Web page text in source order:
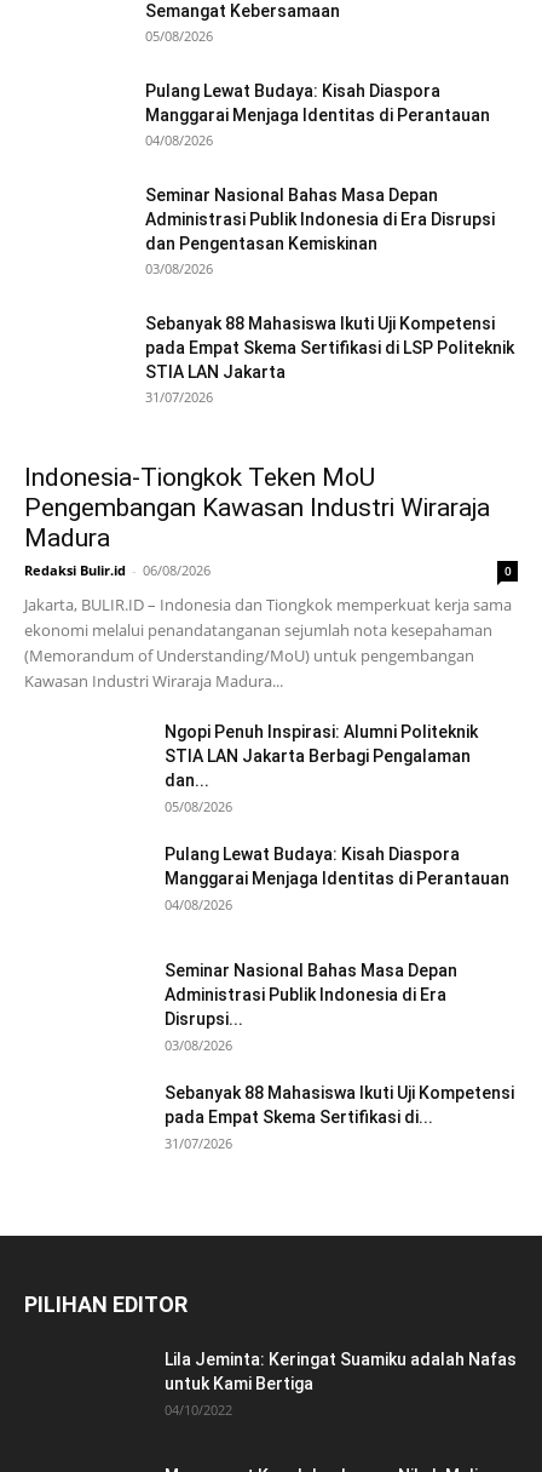
Semangat Kebersamaan
05/08/2026
Pulang Lewat Budaya: Kisah Diaspora
Manggarai Menjaga Identitas di Perantauan
04/08/2026
Seminar Nasional Bahas Masa Depan
Administrasi Publik Indonesia di Era Disrupsi
dan Pengentasan Kemiskinan
03/08/2026
Sebanyak 88 Mahasiswa Ikuti Uji Kompetensi
pada Empat Skema Sertifikasi di LSP Politeknik
STIA LAN Jakarta
31/07/2026
Indonesia-Tiongkok Teken MoU
Pengembangan Kawasan Industri Wiraraja
Madura
Redaksi Bulir.id - 06/08/2026 0
Jakarta, BULIR.ID – Indonesia dan Tiongkok memperkuat kerja sama
ekonomi melalui penandatanganan sejumlah nota kesepahaman
(Memorandum of Understanding/MoU) untuk pengembangan
Kawasan Industri Wiraraja Madura...
Ngopi Penuh Inspirasi: Alumni Politeknik
STIA LAN Jakarta Berbagi Pengalaman
dan...
05/08/2026
Pulang Lewat Budaya: Kisah Diaspora
Manggarai Menjaga Identitas di Perantauan
04/08/2026
Seminar Nasional Bahas Masa Depan
Administrasi Publik Indonesia di Era
Disrupsi...
03/08/2026
Sebanyak 88 Mahasiswa Ikuti Uji Kompetensi
pada Empat Skema Sertifikasi di...
31/07/2026
PILIHAN EDITOR
Lila Jeminta: Keringat Suamiku adalah Nafas
untuk Kami Bertiga
04/10/2022